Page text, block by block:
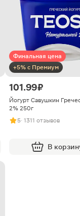
Финальная цена
+5% с Премиум
101.99 ₽
Йогурт Савушкин
2% 250г
5· 1311 отзывов
В